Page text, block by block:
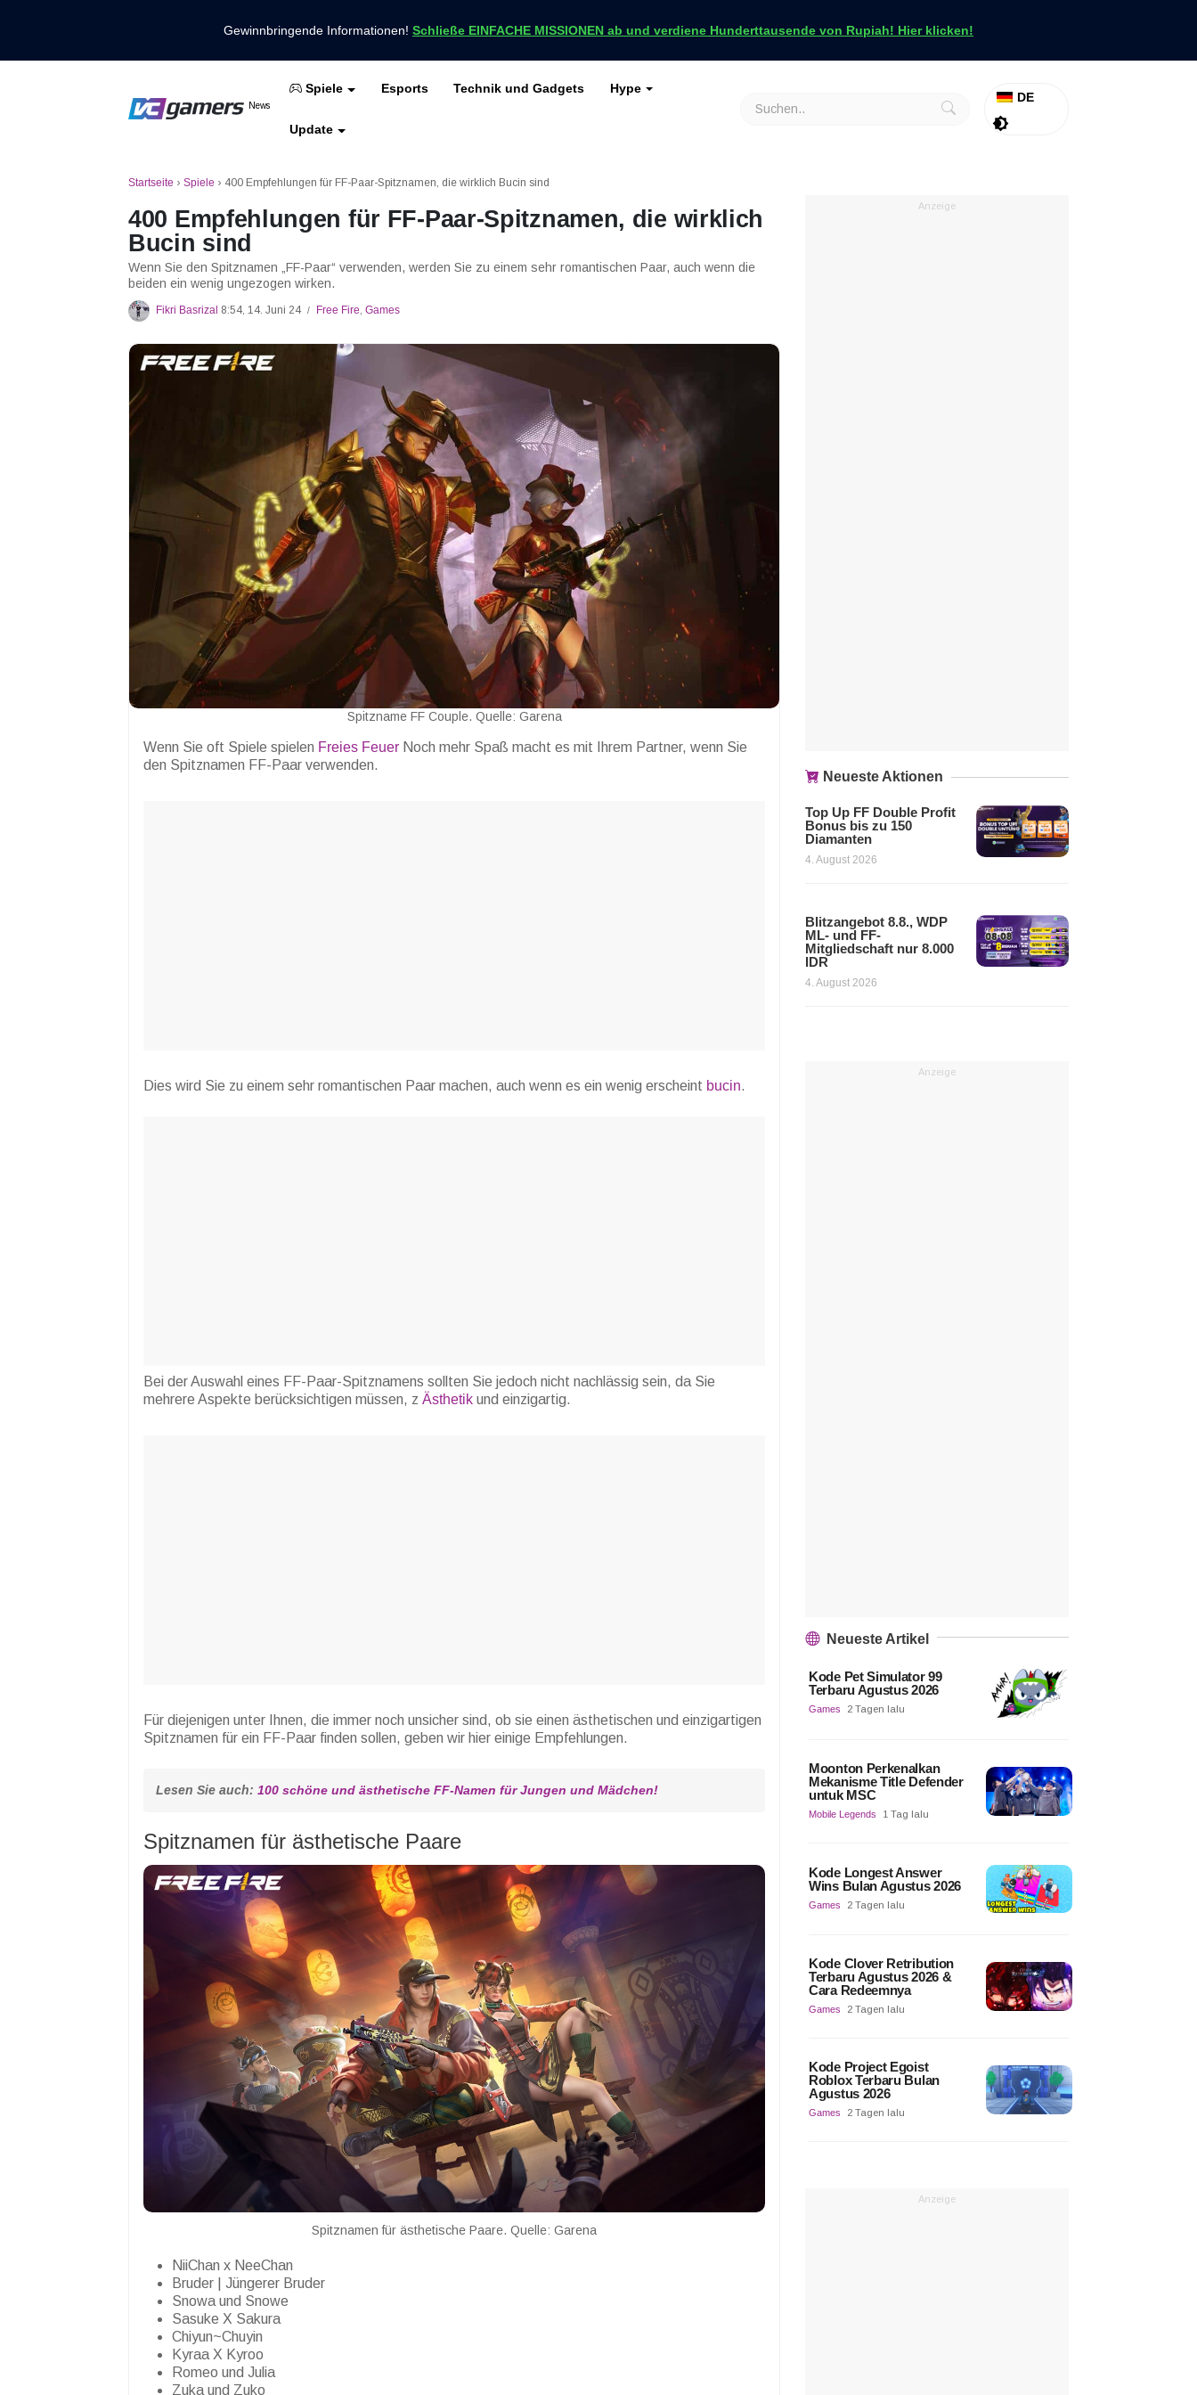
Gewinnbringende Informationen! Schließe EINFACHE MISSIONEN ab und verdiene Hunderttausende von Rupiah! Hier klicken!
VCGamers-Neuigkeiten
News
Holen Sie sich die neuesten Spielnachrichten nur bei VCGamers
Spiele Esports Technik und Gadgets Hype
Update
DE
Freies Feuer
Startseite › Spiele › 400 Empfehlungen für FF-Paar-Spitznamen, die wirklich Bucin sind
400 Empfehlungen für FF-Paar-Spitznamen, die wirklich
Bucin sind
Wenn Sie den Spitznamen „FF-Paar“ verwenden, werden Sie zu einem sehr romantischen Paar, auch wenn die
beiden ein wenig ungezogen wirken.
Fikri Basrizal 8:54, 14. Juni 24 / Free Fire, Games
Spitzname FF Couple. Quelle: Garena
Wenn Sie oft Spiele spielen Freies Feuer Noch mehr Spaß macht es mit Ihrem Partner, wenn Sie
den Spitznamen FF-Paar verwenden.
Dies wird Sie zu einem sehr romantischen Paar machen, auch wenn es ein wenig erscheint bucin.
Bei der Auswahl eines FF-Paar-Spitznamens sollten Sie jedoch nicht nachlässig sein, da Sie
mehrere Aspekte berücksichtigen müssen, z Ästhetik und einzigartig.
Für diejenigen unter Ihnen, die immer noch unsicher sind, ob sie einen ästhetischen und einzigartigen
Spitznamen für ein FF-Paar finden sollen, geben wir hier einige Empfehlungen.
Lesen Sie auch: 100 schöne und ästhetische FF-Namen für Jungen und Mädchen!
Spitznamen für ästhetische Paare
Spitznamen für ästhetische Paare. Quelle: Garena
NiiChan x NeeChan
Bruder | Jüngerer Bruder
Snowa und Snowe
Sasuke X Sakura
Chiyun~Chuyin
Kyraa X Kyroo
Romeo und Julia
Zuka und Zuko
Anzeige
Neueste Aktionen
Top Up FF Double Profit
Bonus bis zu 150
Diamanten
4. August 2026
Blitzangebot 8.8., WDP
ML- und FF-
Mitgliedschaft nur 8.000
IDR
4. August 2026
Anzeige
Neueste Artikel
Kode Pet Simulator 99
Terbaru Agustus 2026
Games 2 Tagen lalu
Moonton Perkenalkan
Mekanisme Title Defender
untuk MSC
Mobile Legends 1 Tag lalu
Kode Longest Answer
Wins Bulan Agustus 2026
Games 2 Tagen lalu
Kode Clover Retribution
Terbaru Agustus 2026 &
Cara Redeemnya
Games 2 Tagen lalu
Kode Project Egoist
Roblox Terbaru Bulan
Agustus 2026
Games 2 Tagen lalu
Anzeige